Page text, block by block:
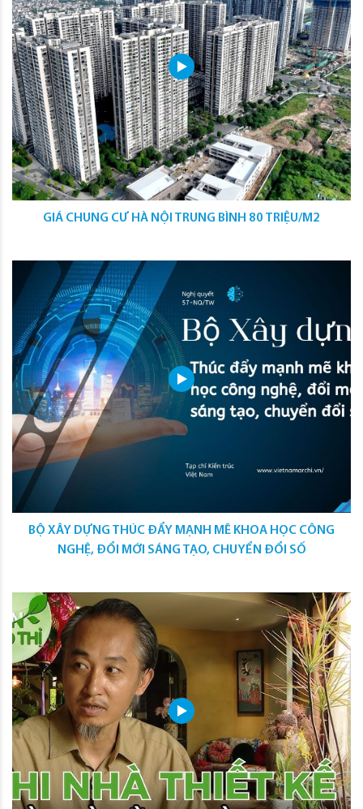
GIÁ CHUNG CƯ HÀ NỘI TRUNG BÌNH 80 TRIỆU/M2
BỘ XÂY DỰNG THÚC ĐẨY MẠNH MẼ KHOA HỌC CÔNG
NGHỆ, ĐỔI MỚI SÁNG TẠO, CHUYỂN ĐỔI SỐ